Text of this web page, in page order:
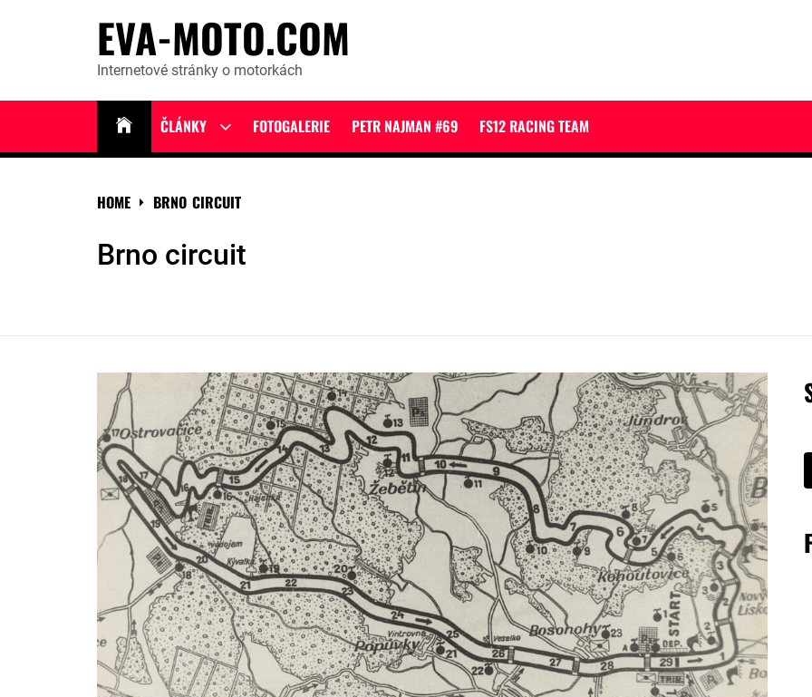
EVA-MOTO.COM
Internetové stránky o motorkách
ČLÁNKY
Show
menu
FOTOGALERIE PETR NAJMAN #69 FS12 RACING TEAM
HOME BRNO CIRCUIT
Brno circuit